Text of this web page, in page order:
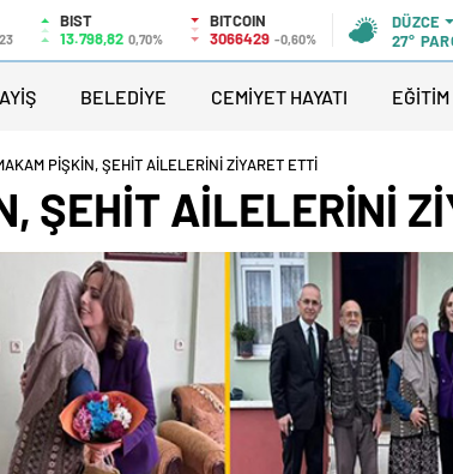
BIST
13.798,82 0,70%
BITCOIN
3066429 -0,60%
DÜZCE
27°
BELEDİYE CEMİYET HAYATI EĞİTİM
PİŞKİN, ŞEHİT AİLELERİNİ ZİYARET ETTİ
ŞEHİT AİLELERİNİ